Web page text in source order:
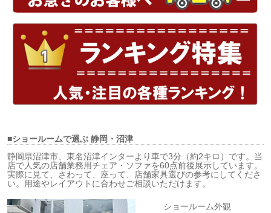
■ショールームで選ぶ静岡・沼津
静岡県沼津市、東名沼津インターより車で3分（約2キロ）です。当
店で人気の店舗業務用チェア・ソファを60点前後展示しています。
実際に見て、さわって、座って、店舗家具選びの参考にしてくださ
い。用途やレイアウトに合わせご相談いただけます。
ショールーム外観